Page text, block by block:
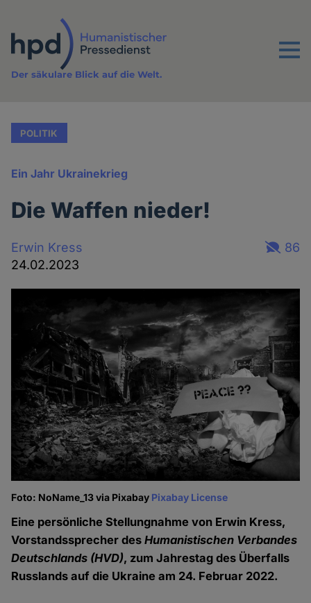
Inhalt
Menu
Der säkulare Blick auf die Welt.
POLITIK
Ein Jahr Ukrainekrieg
Die Waffen nieder!
Erwin Kress
24.02.2023
86
Foto: NoName_13 via Pixabay Pixabay License
Eine persönliche Stellungnahme von Erwin Kress,
Vorstandssprecher desHumanistischen Verbandes
Deutschlands (HVD), zum Jahrestag des Überfalls
Russlands auf die Ukraine am 24. Februar 2022.